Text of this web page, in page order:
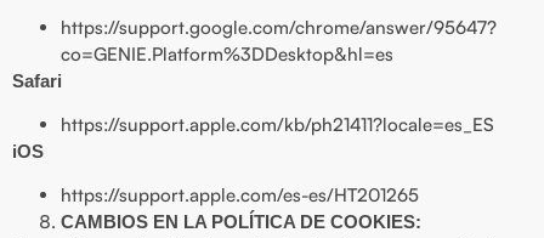
https://support.google.com/chrome/answer/95647?
co=GENIE.Platform%3DDesktop&hl=es
Safari
https://support.apple.com/kb/ph21411?locale=es_ES
iOS
https://support.apple.com/es-es/HT201265
CAMBIOS EN LA POLÍTICA DE COOKIES: